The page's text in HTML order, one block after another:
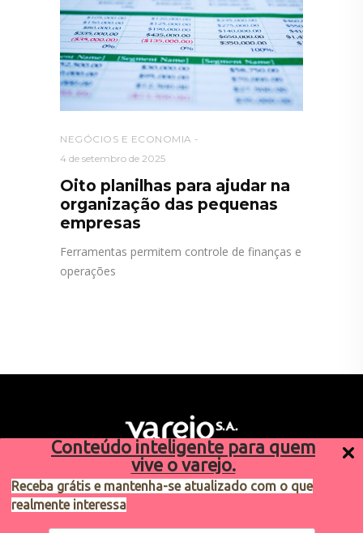
Conteúdo inteligente para quem
vive o varejo.
Receba grátis e mantenha-se atualizado com o que
realmente interessa
NEGÓCIOS E ECONOMIA
4 de setembro de 2025
Oito planilhas para ajudar na
organização das pequenas
empresas
Ferramentas permitem controle de finanças e
operações
Sugestões de pauta